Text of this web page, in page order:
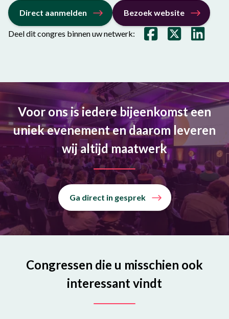
Direct aanmelden Bezoek website
Deel dit congres binnen uw netwerk:
Voor ons is iedere bijeenkomst een
uniek evenement en daarom leveren
wij altijd maatwerk
Ga direct in gesprek
Congressen die u misschien ook
interessant vindt